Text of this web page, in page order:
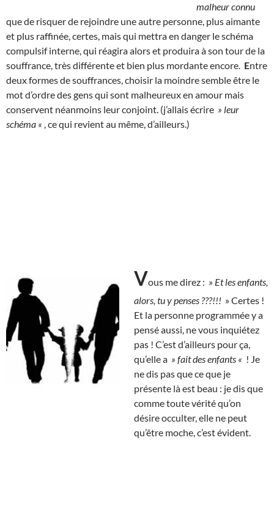
malheur connu
que de risquer de rejoindre une autre personne, plus aimante
et plus raffinée, certes, mais qui mettra en danger le schéma
compulsif interne, qui réagira alors et produira à son tour de la
souffrance, très différente et bien plus mordante encore. Entre
deux formes de souffrances, choisir la moindre semble être le
mot d’ordre des gens qui sont malheureux en amour mais
conservent néanmoins leur conjoint. (j’allais écrire » leur
schéma « , ce qui revient au même, d’ailleurs.)
Vous me direz : » Et les enfants,
alors, tu y penses ???!!! » Certes !
Et la personne programmée y a
pensé aussi, ne vous inquiétez
pas ! C’est d’ailleurs pour ça,
qu’elle a » fait des enfants « ! Je
ne dis pas que ce que je
présente là est beau : je dis que
comme toute vérité qu’on
désire occulter, elle ne peut
qu’être moche, c’est évident.